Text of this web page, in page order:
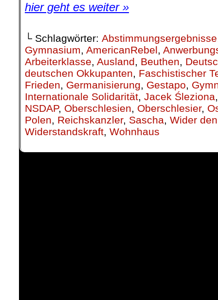
hier geht es weiter »
└ Schlagwörter: Abstimmungsergebnisse
Gymnasium, AmericanRebel,
Arbeiterklasse, Ausland, Beuthen,
deutschen Okkupanten, Faschistischer
Frieden, Germanisierung, Gestapo,
Internationale Solidarität, Jacek Śleziona
NSDAP, Oberschlesien, Oberschlesier,
Polen, Reichskanzler, Sascha, Wider
Widerstandskraft, Wohnhaus